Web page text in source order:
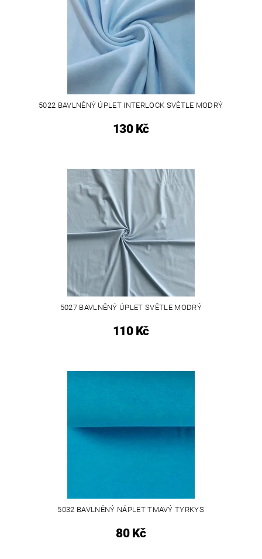
5022 BAVLNĚNÝ ÚPLET INTERLOCK SVĚTLE MODRÝ
130 Kč
5027 BAVLNĚNÝ ÚPLET SVĚTLE MODRÝ
110 Kč
5032 BAVLNĚNÝ NÁPLET TMAVÝ TYRKYS
80 Kč